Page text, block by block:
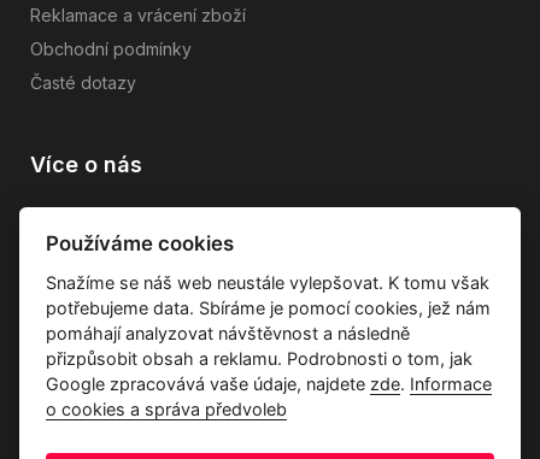
Reklamace a vrácení zboží
Obchodní podmínky
Časté dotazy
Více o nás
Průvodce tkaninami
Kontakty
Používáme cookies
Snažíme se náš web neustále vylepšovat. K tomu však
potřebujeme data. Sbíráme je pomocí cookies, jež nám
pomáhají analyzovat návštěvnost a následně
přizpůsobit obsah a reklamu. Podrobnosti o tom, jak
Google zpracovává vaše údaje, najdete zde. Informace
o cookies a správa předvoleb